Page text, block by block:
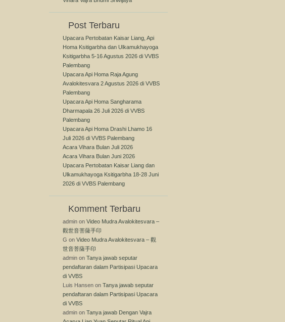
Post Terbaru
Upacara Pertobatan Kaisar Liang, Api
Homa Ksitigarbha dan Ulkamukhayoga
Ksitigarbha 5-16 Agustus 2026 di VVBS
Palembang
Upacara Api Homa Raja Agung
Avalokitesvara 2 Agustus 2026 di VVBS
Palembang
Upacara Api Homa Sangharama
Dharmapala 26 Juli 2026 di VVBS
Palembang
Upacara Api Homa Drashi Lhamo 16
Juli 2026 di VVBS Palembang
Acara Vihara Bulan Juli 2026
Acara Vihara Bulan Juni 2026
Upacara Pertobatan Kaisar Liang dan
Ulkamukhayoga Ksitigarbha 18-28 Juni
2026 di VVBS Palembang
Komment Terbaru
admin on Video Mudra Avalokitesvara –
觀世音菩薩手印
G on Video Mudra Avalokitesvara – 觀
世音菩薩手印
admin on Tanya jawab seputar
pendaftaran dalam Partisipasi Upacara
di VVBS
Luis Hansen on Tanya jawab seputar
pendaftaran dalam Partisipasi Upacara
di VVBS
admin on Tanya jawab Dengan Vajra